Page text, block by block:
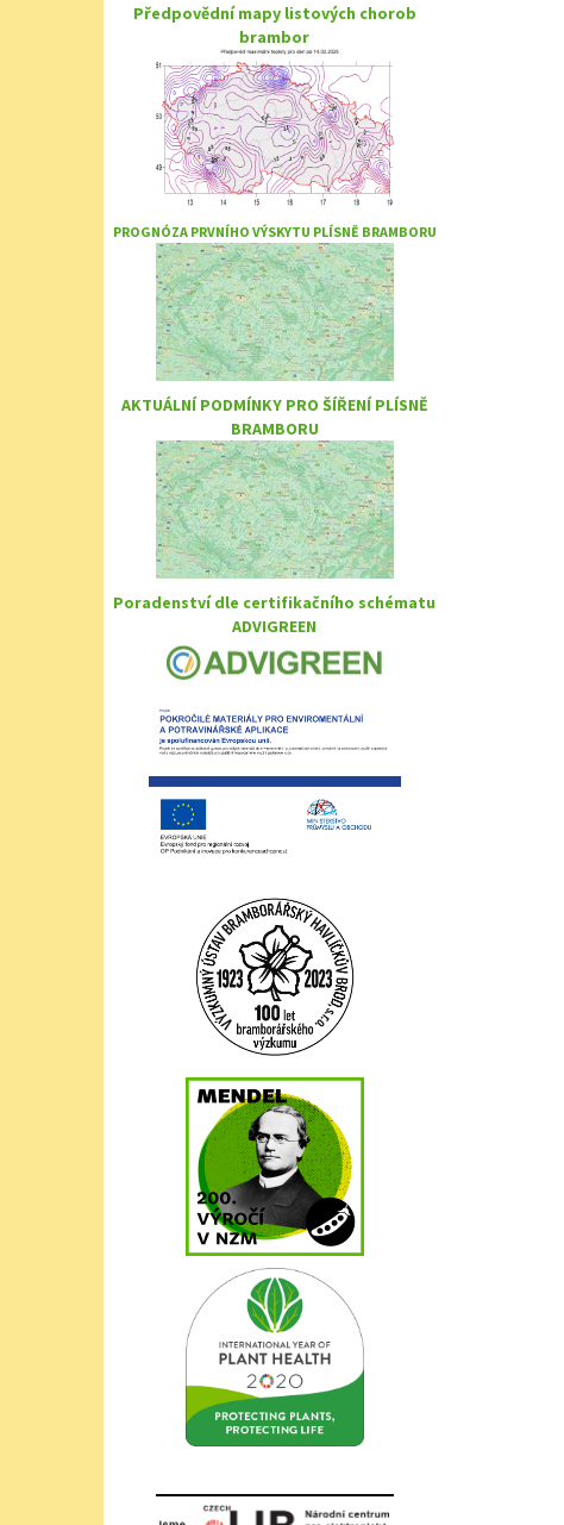
Předpovědní mapy listových chorob
brambor
PROGNÓZA PRVNÍHO VÝSKYTU PLÍSNĚ BRAMBORU
AKTUÁLNÍ PODMÍNKY PRO ŠÍŘENÍ PLÍSNĚ
BRAMBORU
Poradenství dle certifikačního schématu
ADVIGREEN